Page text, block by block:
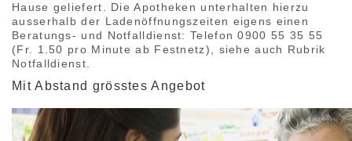
Hause geliefert. Die Apotheken unterhalten hierzu
ausserhalb der Ladenöffnungszeiten eigens einen
Beratungs- und Notfalldienst: Telefon 0900 55 35 55
(Fr. 1.50 pro Minute ab Festnetz), siehe auch Rubrik
Notfalldienst.
Mit Abstand grösstes Angebot